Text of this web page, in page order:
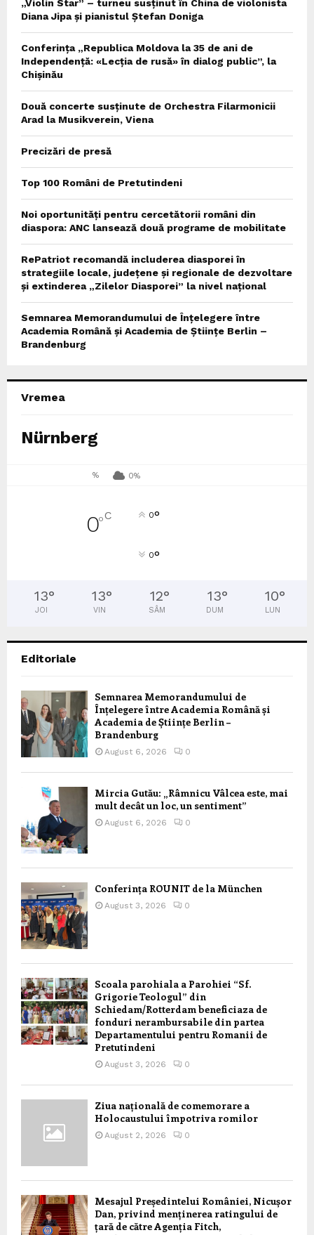
„Violin Star” – turneu susținut în China de violonista
Diana Jipa și pianistul Ștefan Doniga
Conferința „Republica Moldova la 35 de ani de
Independență: «Lecția de rusă» în dialog public”, la
Chișinău
Două concerte susținute de Orchestra Filarmonicii
Arad la Musikverein, Viena
Precizări de presă
Top 100 Români de Pretutindeni
Noi oportunități pentru cercetătorii români din
diaspora: ANC lansează două programe de mobilitate
RePatriot recomandă includerea diasporei în
strategiile locale, județene și regionale de dezvoltare
și extinderea „Zilelor Diasporei” la nivel național
Semnarea Memorandumului de Înțelegere între
Academia Română și Academia de Științe Berlin –
Brandenburg
Vremea
Nürnberg
% 0%
0°C 0°
0°
13°
JOI
13°
VIN
12°
SÂM
13°
DUM
10°
LUN
Editoriale
Semnarea Memorandumului de
Înțelegere între Academia Română și
Academia de Științe Berlin –
Brandenburg
August 6, 2026 0
Mircia Gutău: „Râmnicu Vâlcea este, mai
mult decât un loc, un sentiment”
August 6, 2026 0
Conferința ROUNIT de la München
August 3, 2026 0
Scoala parohiala a Parohiei “Sf.
Grigorie Teologul” din
Schiedam/Rotterdam beneficiaza de
fonduri nerambursabile din partea
Departamentului pentru Romanii de
Pretutindeni
August 3, 2026 0
Ziua națională de comemorare a
Holocaustului împotriva romilor
August 2, 2026 0
Mesajul Președintelui României, Nicușor
Dan, privind menținerea ratingului de
țară de către Agenția Fitch,